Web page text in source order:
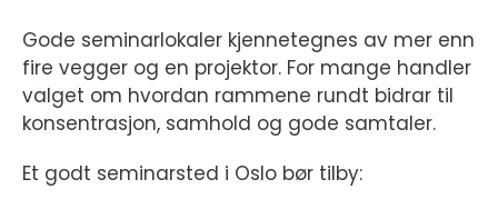
Gode seminarlokaler kjennetegnes av mer enn
fire vegger og en projektor. For mange handler
valget om hvordan rammene rundt bidrar til
konsentrasjon, samhold og gode samtaler.
Et godt seminarsted i Oslo bør tilby: